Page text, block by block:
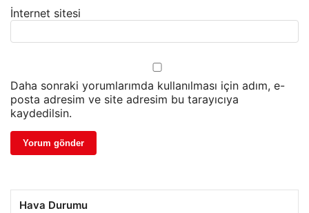
İnternet sitesi
Daha sonraki yorumlarımda kullanılması için adım, e-
posta adresim ve site adresim bu tarayıcıya
kaydedilsin.
Hava Durumu